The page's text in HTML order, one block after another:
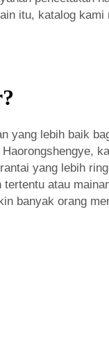
itu, katalog kami
yang lebih baik
yang lebih
atau
banyak orang